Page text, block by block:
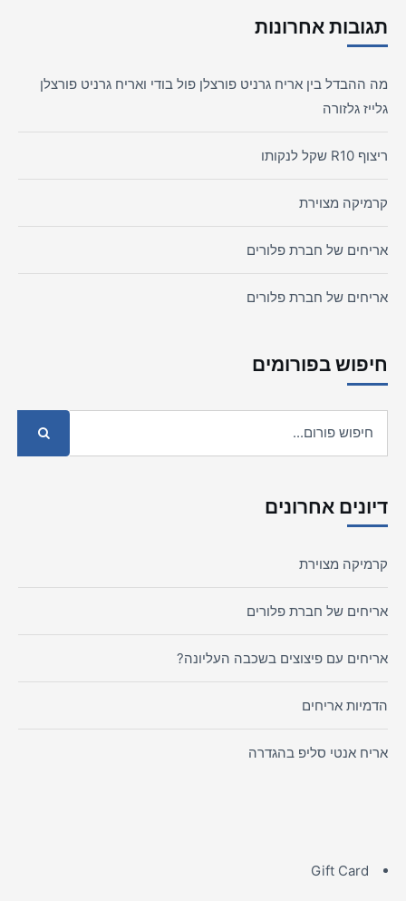
תגובות אחרונות
מה ההבדל בין אריח גרניט פורצלן פול בודי ואריח גרניט פורצלן
גלייז גלזורה
ריצוף R10 שקל לנקותו
קרמיקה מצוירת
אריחים של חברת פלורים
אריחים של חברת פלורים
חיפוש בפורומים
דיונים אחרונים
קרמיקה מצוירת
אריחים של חברת פלורים
אריחים עם פיצוצים בשכבה העליונה?
הדמיות אריחים
אריח אנטי סליפ בהגדרה
Gift Card